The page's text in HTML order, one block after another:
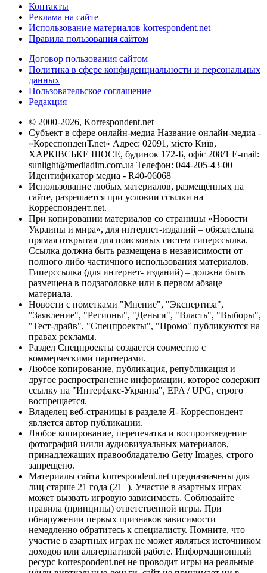
Контакты
Реклама на сайте
Использование материалов korrespondent.net
Правила пользования сайтом
Договор пользования сайтом
Политика в сфере конфиденциальности и персональных
данных
Пользовательское соглашение
Редакция
© 2000-2026, Korrespondent.net
Субъект в сфере онлайн-медиа Название онлайн-медиа -
«КореспонденТ.net» Адрес: 02091, місто Київ,
ХАРКІВСЬКЕ ШОСЕ, будинок 172-Б, офіс 208/1 E-mail:
sunlight@mediadim.com.ua Телефон: 044-205-43-00
Идентификатор медиа - R40-06068
Использование любых материалов, размещённых на
сайте, разрешается при условии ссылки на
Корреспондент.net.
При копировании материалов со страницы «Новости
Украины и мира», для интернет-изданий – обязательна
прямая открытая для поисковых систем гиперссылка.
Ссылка должна быть размещена в независимости от
полного либо частичного использования материалов.
Гиперссылка (для интернет- изданий) – должна быть
размещена в подзаголовке или в первом абзаце
материала.
Новости с пометками "Мнение", "Экспертиза",
"Заявление", "Регионы", "Деньги", "Власть", "Выборы",
"Тест-драйв", "Спецпроекты", "Промо" публикуются на
правах рекламы.
Раздел Спецпроекты создается совместно с
коммерческими партнерами.
Любое копирование, публикация, републикация и
другое распространение информации, которое содержит
ссылку на "Интерфакс-Украина", EPA / UPG, строго
воспрещается.
Владелец веб-страницы в разделе Я- Корреспондент
является автор публикации.
Любое копирование, перепечатка и воспроизведение
фотографий и/или аудиовизуальных материалов,
принадлежащих правообладателю Getty Images, строго
запрещено.
Материалы сайта korrespondent.net предназначены для
лиц старше 21 года (21+). Участие в азартных играх
может вызвать игровую зависимость. Соблюдайте
правила (принципы) ответственной игры. При
обнаружении первых признаков зависимости
немедленно обратитесь к специалисту. Помните, что
участие в азартных играх не может являться источником
доходов или альтернативой работе. Информационный
ресурс korrespondent.net не проводит игры на реальные